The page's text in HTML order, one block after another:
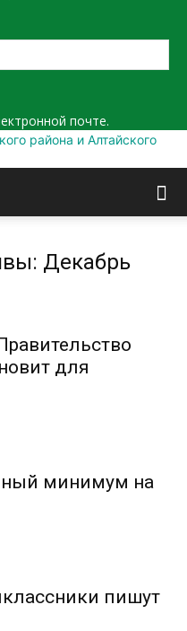
почте.
района и Алтайского
Декабрь
для
минимум на
пишут